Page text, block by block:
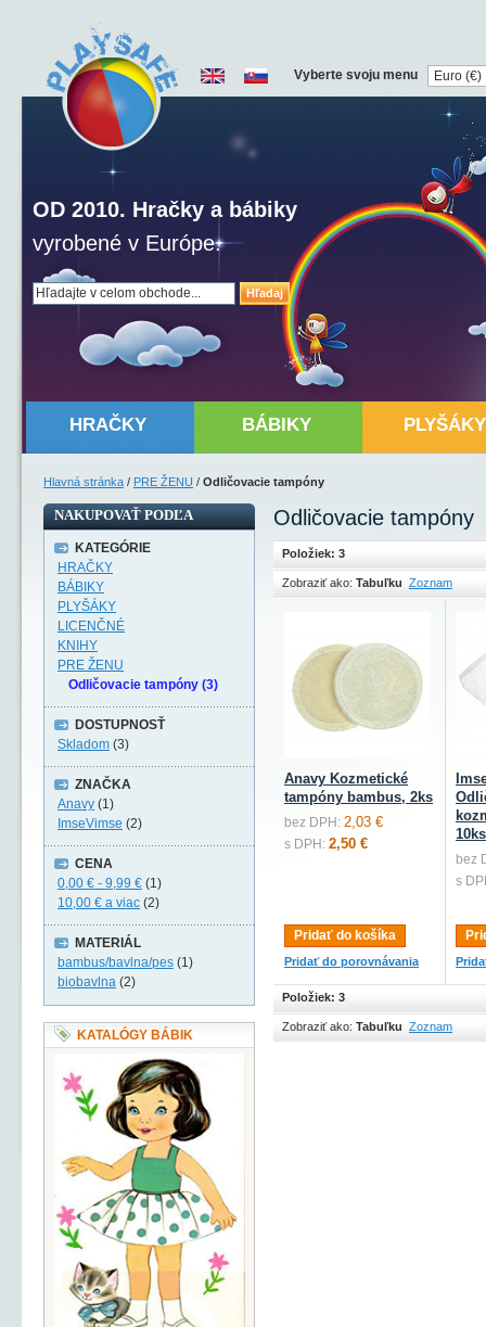
Hľadaj
OD 2010. Hračky a bábiky
vyrobené v Európe.
Vyberte svoju menu
HRAČKY BÁBIKY PLYŠÁKY
Hlavná stránka / PRE ŽENU / Odličovacie tampóny
Odličovacie tampóny
Položiek: 3
Zobraziť ako: Tabuľku Zoznam
Anavy Kozmetické
tampóny bambus, 2ks
bez DPH: 2,03 €
s DPH: 2,50 €
Pridať do košíka
Pridať do porovnávania
10ks
bez
s
Položiek: 3
Zobraziť ako: Tabuľku Zoznam
NAKUPOVAŤ PODĽA
KATEGÓRIE
HRAČKY
BÁBIKY
PLYŠÁKY
LICENČNÉ
KNIHY
PRE ŽENU
Odličovacie tampóny (3)
DOSTUPNOSŤ
Skladom (3)
ZNAČKA
Anavy (1)
ImseVimse (2)
CENA
0,00 € - 9,99 € (1)
10,00 € a viac (2)
MATERIÁL
bambus/bavlna/pes (1)
biobavlna (2)
KATALÓGY BÁBIK